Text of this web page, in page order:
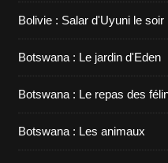
Bolivie : Salar d'Uyuni le soir
Botswana : Le jardin d'Eden
Botswana : Le repas des
Botswana : Les animaux